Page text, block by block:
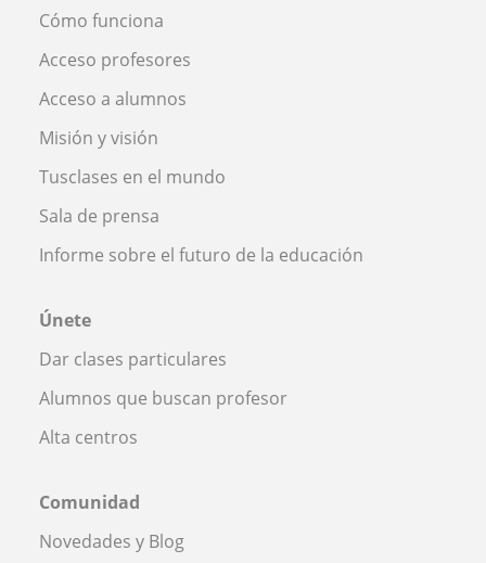
Cómo funciona
Acceso profesores
Acceso a alumnos
Misión y visión
Tusclases en el mundo
Sala de prensa
Informe sobre el futuro de la educación
Únete
Dar clases particulares
Alumnos que buscan profesor
Alta centros
Comunidad
Novedades y Blog